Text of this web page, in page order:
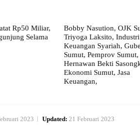
Rp50 Miliar,
Selama
Bobby Nasution, OJK
Triyoga Laksito,
Keuangan Syariah,
Sumut, Pemprov Sumut,
Hernawan Bekti
Ekonomi Sumut, Jasa
Keuangan,
2023 Updated: 21 Februari 2023